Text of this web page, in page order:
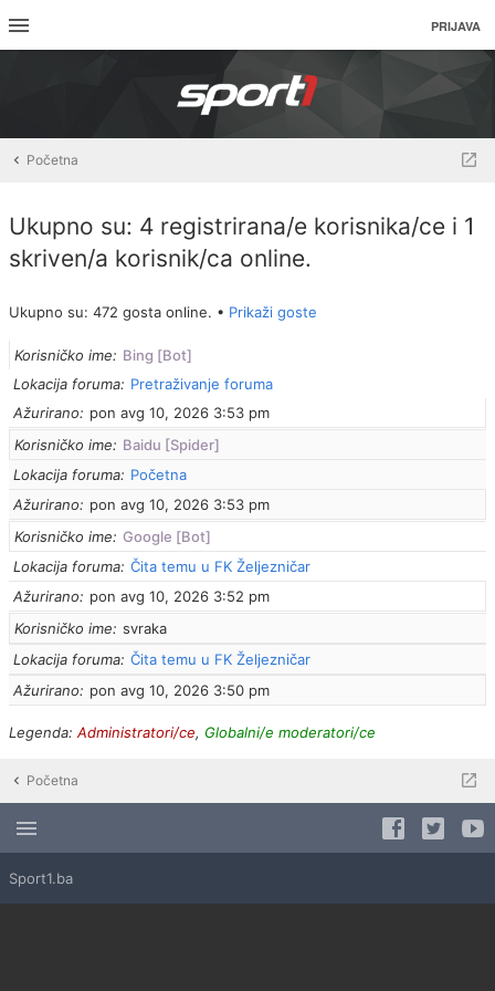
PRIJAVA
Početna
Ukupno su: 4 registrirana/e korisnika/ce i 1
skriven/a korisnik/ca online.
Ukupno su: 472 gosta online. • Prikaži goste
Korisničko ime
Bing [Bot]
Lokacija foruma
Pretraživanje foruma
Ažurirano
pon avg 10, 2026 3:53 pm
Korisničko ime
Baidu [Spider]
Lokacija foruma
Početna
Ažurirano
pon avg 10, 2026 3:53 pm
Korisničko ime
Google [Bot]
Lokacija foruma Čita temu u FK Željezničar
Ažurirano
pon avg 10, 2026 3:52 pm
Korisničko ime
svraka
Lokacija foruma Čita temu u FK Željezničar
Ažurirano
pon avg 10, 2026 3:50 pm
Legenda: Administratori/ce, Globalni/e moderatori/ce
Početna
Sport1.ba